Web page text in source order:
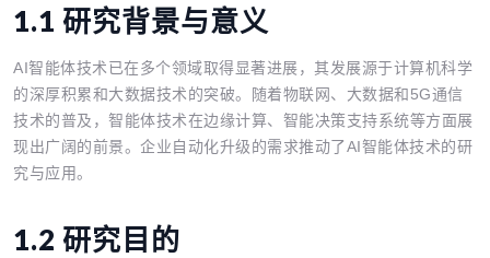
1.1 研究背景与意义
AI智能体技术已在多个领域取得显著进展，其发展源于计算机科学
的深厚积累和大数据技术的突破。随着物联网、大数据和5G通信
技术的普及，智能体技术在边缘计算、智能决策支持系统等方面展
现出广阔的前景。企业自动化升级的需求推动了AI智能体技术的研
究与应用。
1.2 研究目的